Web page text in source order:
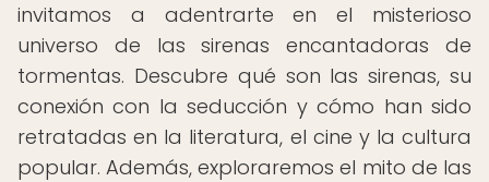
invitamos a adentrarte en el misterioso
universo de las sirenas encantadoras de
tormentas. Descubre qué son las sirenas, su
conexión con la seducción y cómo han sido
retratadas en la literatura, el cine y la cultura
popular. Además, exploraremos el mito de las